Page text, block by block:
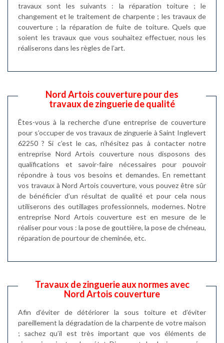
travaux sont les suivants : la réparation toiture ; le
changement et le traitement de charpente ; les travaux de
couverture ; la réparation de fuite de toiture. Quels que
soient les travaux que vous souhaitez effectuer, nous les
réaliserons dans les règles de l’art.
Nord Artois couverture pour des
travaux de zinguerie de qualité
Êtes-vous à la recherche d’une entreprise de couverture
pour s’occuper de vos travaux de zinguerie à Saint Inglevert
62250 ? Si c’est le cas, n’hésitez pas à contacter notre
entreprise Nord Artois couverture nous disposons des
qualifications et savoir-faire nécessaires pour pouvoir
répondre à tous vos besoins et demandes. En remettant
vos travaux à Nord Artois couverture, vous pouvez être sûr
de bénéficier d’un résultat de qualité et pour cela nous
utiliserons des outillages professionnels, modernes. Notre
entreprise Nord Artois couverture est en mesure de le
réaliser pour vous : la pose de gouttière, la pose de chéneau,
réparation de pourtour de cheminée, etc.
Travaux de zinguerie aux normes avec
Nord Artois couverture
Afin d’éviter de détériorer la sous toiture et d’éviter
pareillement la dégradation de la charpente de votre maison
; sachez qu’il est très important que vos éléments de